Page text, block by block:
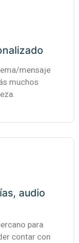
mensaje
muchos
audio
para
contar con